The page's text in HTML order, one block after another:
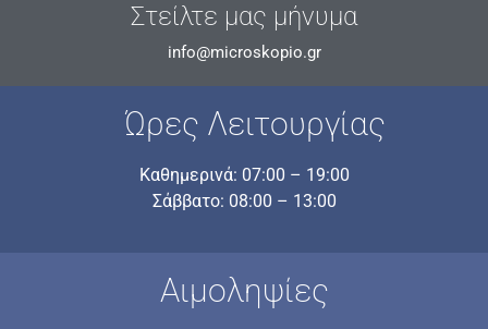
Στείλτε μας μήνυμα
info@microskopio.gr
Ώρες Λειτουργίας
Καθημερινά: 07:00 – 19:00
Σάββατο: 08:00 – 13:00
Αιμοληψίες